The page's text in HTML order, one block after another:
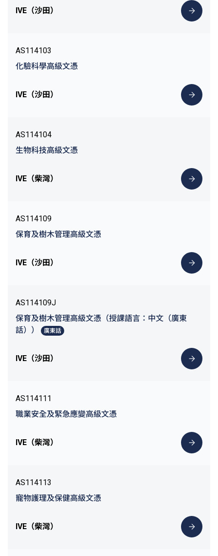
IVE（沙田）
AS114103
化驗科學高級文憑
IVE（沙田）
AS114104
生物科技高級文憑
IVE（柴灣）
AS114109
保育及樹木管理高級文憑
IVE（沙田）
AS114109J
保育及樹木管理高級文憑（授課語言：中文（廣東
話））
廣東話
IVE（沙田）
AS114111
職業安全及緊急應變高級文憑
IVE（柴灣）
AS114113
寵物護理及保健高級文憑
IVE（柴灣）